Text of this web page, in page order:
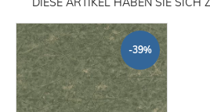
-39%